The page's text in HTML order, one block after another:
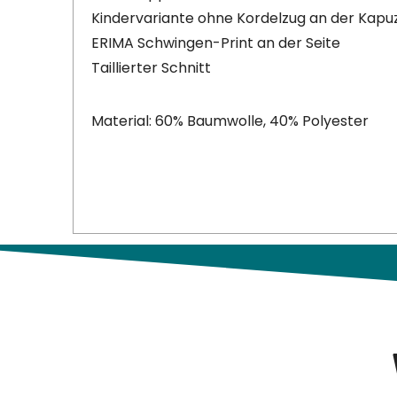
Kindervariante ohne Kordelzug an der
ERIMA Schwingen-Print an der Seite
Taillierter Schnitt
Material: 60% Baumwolle, 40% Polyester